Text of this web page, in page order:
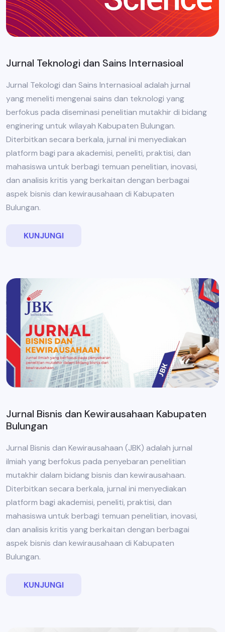
Jurnal Teknologi dan Sains Internasioal
Jurnal Tekologi dan Sains Internasioal adalah jurnal
yang meneliti mengenai sains dan teknologi yang
berfokus pada diseminasi penelitian mutakhir di bidang
enginering untuk wilayah Kabupaten Bulungan.
Diterbitkan secara berkala, jurnal ini menyediakan
platform bagi para akademisi, peneliti, praktisi, dan
mahasiswa untuk berbagi temuan penelitian, inovasi,
dan analisis kritis yang berkaitan dengan berbagai
aspek bisnis dan kewirausahaan di Kabupaten
Bulungan.
KUNJUNGI
Jurnal Bisnis dan Kewirausahaan Kabupaten
Bulungan
Jurnal Bisnis dan Kewirausahaan (JBK) adalah jurnal
ilmiah yang berfokus pada penyebaran penelitian
mutakhir dalam bidang bisnis dan kewirausahaan.
Diterbitkan secara berkala, jurnal ini menyediakan
platform bagi akademisi, peneliti, praktisi, dan
mahasiswa untuk berbagi temuan penelitian, inovasi,
dan analisis kritis yang berkaitan dengan berbagai
aspek bisnis dan kewirausahaan di Kabupaten
Bulungan.
KUNJUNGI